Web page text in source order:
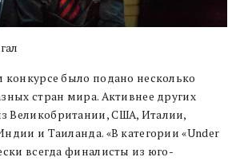
конкурсе было подано несколько
стран мира. Активнее других
Великобритании, США, Италии,
и Таиланда. «В категории «Under
всегда финалисты из юго-